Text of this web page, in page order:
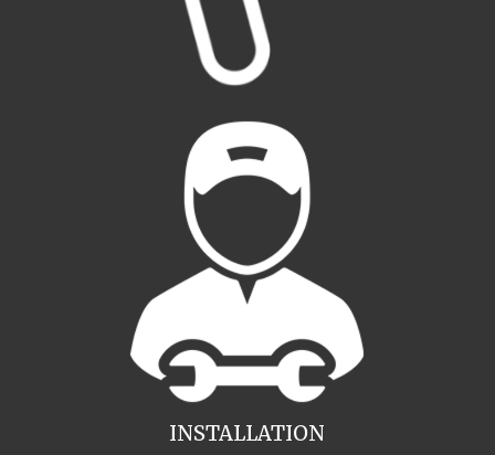
INSTALLATION